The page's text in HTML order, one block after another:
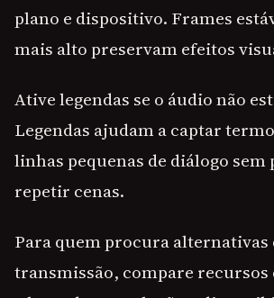
plano e dispositivo. Frames
mais alto preservam efeitos
Ative legendas se o áudio não
Legendas ajudam a captar
linhas pequenas de diálogo sem
repetir cenas.
Para quem procura alternativas
transmissão, compare recursos